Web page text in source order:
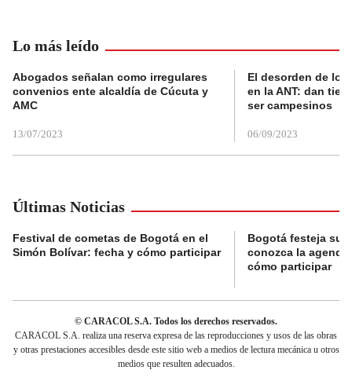
Lo más leído
Abogados señalan como irregulares
convenios ente alcaldía de Cúcuta y
AMC
13/07/2023
El desorden de
en la ANT: dan
ser campesinos
06/09/2023
Últimas Noticias
Festival de cometas de Bogotá en el
Simón Bolívar: fecha y cómo participar
Bogotá festeja su
conozca la
cómo participar
© CARACOL S.A. Todos los derechos reservados.
CARACOL S.A. realiza una reserva expresa de las reproducciones y usos de las obras
y otras prestaciones accesibles desde este sitio web a medios de lectura mecánica u otros
medios que resulten adecuados.